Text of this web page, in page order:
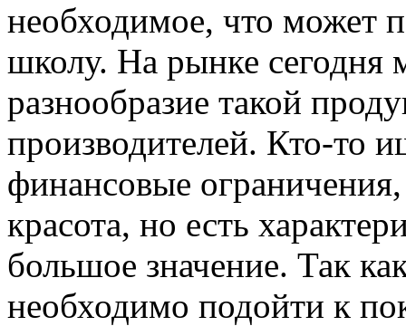
необходимое, что может
школу. На рынке
разнообразие такой
производителей. Кто-то
финансовые
красота, но есть
большое значение. Так
необходимо подойти к